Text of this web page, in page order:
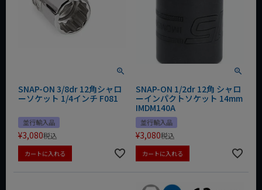
SNAP-ON 3/8dr 12角シャロ
ーソケット 1/4インチ F081
並行輸入品
¥3,080税込
カートに入れる
SNAP-ON 1/2dr 12角 シャロ
ーインパクトソケット 14mm
IMDM140A
並行輸入品
¥3,080税込
カートに入れる